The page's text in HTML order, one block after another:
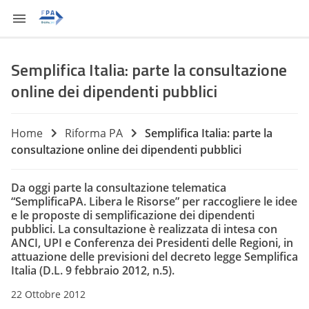
Semplifica Italia: parte la consultazione
online dei dipendenti pubblici
Home Riforma PA
Semplifica Italia: parte la
consultazione online dei dipendenti pubblici
Da oggi parte la consultazione telematica
“SemplificaPA. Libera le Risorse” per raccogliere le idee
e le proposte di semplificazione dei dipendenti
pubblici. La consultazione è realizzata di intesa con
ANCI, UPI e Conferenza dei Presidenti delle Regioni, in
attuazione delle previsioni del decreto legge Semplifica
Italia (D.L. 9 febbraio 2012, n.5).
22 Ottobre 2012